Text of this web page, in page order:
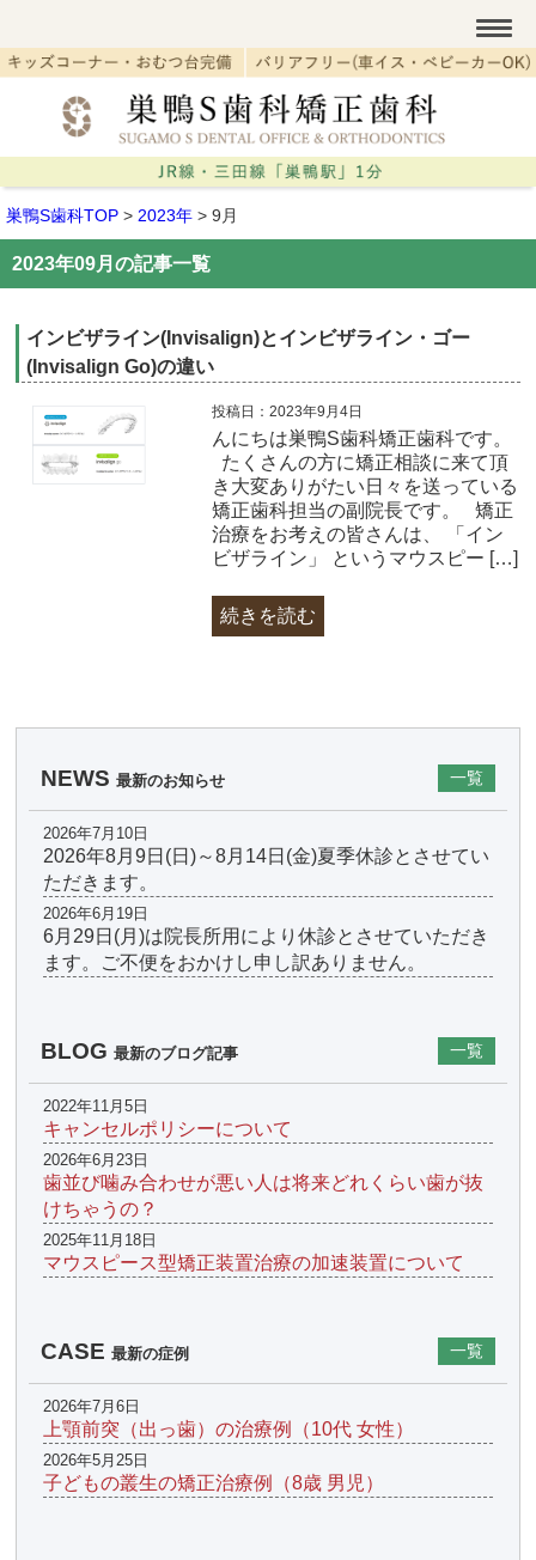
巣鴨S歯科TOP > 2023年 > 9月
2023年09月の記事一覧
インビザライン(Invisalign)とインビザライン・ゴー
(Invisalign Go)の違い
投稿日：2023年9月4日
んにちは巣鴨S歯科矯正歯科です。
たくさんの方に矯正相談に来て頂
き大変ありがたい日々を送っている
矯正歯科担当の副院長です。 矯正
治療をお考えの皆さんは、 「イン
ビザライン」 というマウスピー […]
続きを読む
NEWS 最新のお知らせ 一覧
2026年7月10日
2026年8月9日(日)～8月14日(金)夏季休診とさせてい
ただきます。
2026年6月19日
6月29日(月)は院長所用により休診とさせていただき
ます。ご不便をおかけし申し訳ありません。
BLOG 最新のブログ記事 一覧
2022年11月5日
キャンセルポリシーについて
2026年6月23日
歯並び噛み合わせが悪い人は将来どれくらい歯が抜
けちゃうの？
2025年11月18日
マウスピース型矯正装置治療の加速装置について
CASE 最新の症例 一覧
2026年7月6日
上顎前突（出っ歯）の治療例（10代 女性）
2026年5月25日
子どもの叢生の矯正治療例（8歳 男児）